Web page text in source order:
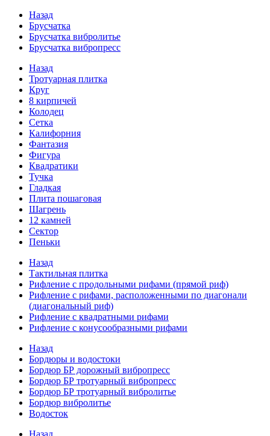
Назад
Брусчатка
Брусчатка вибролитье
Брусчатка вибропресс
Назад
Тротуарная плитка
Круг
8 кирпичей
Колодец
Сетка
Калифорния
Фантазия
Фигура
Квадратики
Тучка
Гладкая
Плита пошаговая
Шагрень
12 камней
Сектор
Пеньки
Назад
Тактильная плитка
Рифление с продольными рифами (прямой риф)
Рифление с рифами, расположенными по диагонали
(диагональный риф)
Рифление с квадратными рифами
Рифление с конусообразными рифами
Назад
Бордюры и водостоки
Бордюр БР дорожный вибропресс
Бордюр БР тротуарный вибропресс
Бордюр БР тротуарный вибролитье
Бордюр вибролитье
Водосток
Назад